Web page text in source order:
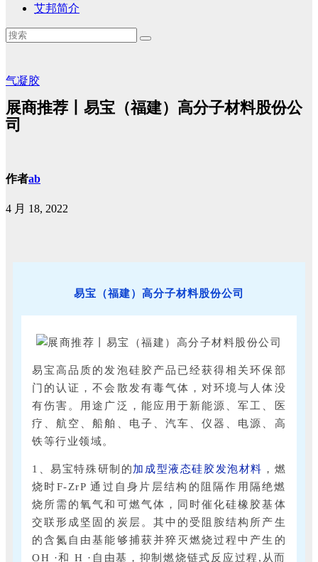
艾邦简介
气凝胶
展商推荐丨易宝（福建）高分子材料股份公
司
作者ab
4 月 18, 2022
易宝（福建）高分子材料股份公司
易宝高品质的发泡硅胶产品已经获得相关环保部
门的认证，不会散发有毒气体，对环境与人体没
有伤害。用途广泛，能应用于新能源、军工、医
疗、航空、船舶、电子、汽车、仪器、电源、高
铁等行业领域。
1、易宝特殊研制的加成型液态硅胶发泡材料 ，燃
烧时F-ZrP 通过自身片层结构的阻隔作用隔绝燃
烧所需的氧气和可燃气体，同时催化硅橡胶基体
交联形成坚固的炭层。其中的受阻胺结构所产生
的含氮自由基能够捕获并猝灭燃烧过程中产生的
OH ·和 H ·自由基，抑制燃烧链式反应过程,从而